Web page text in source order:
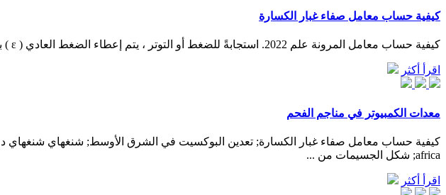
كيفية حساب معامل صفاء غبار الكسارة
كيفية حساب معامل المرونة علم 2022. استجابةً للضغط أو التوتر ، يتم إعطاء الضغط العادي ( ε ) بواسطة النسبة: ε = Δ_l_ / l. في هذه الحالة Δ_l_ هو التغيير في الطول و l هو الطول الأصلي.
اقرأ أكثر
معدات الكمبيوتر في مناجم الفحم
africa; شكل الجسيمات من ...
اقرأ أكثر